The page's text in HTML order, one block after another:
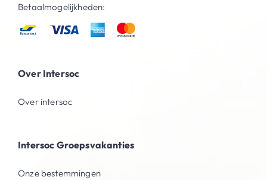
Betaalmogelijkheden:
Over Intersoc
Over intersoc
Intersoc Groepsvakanties
Onze bestemmingen